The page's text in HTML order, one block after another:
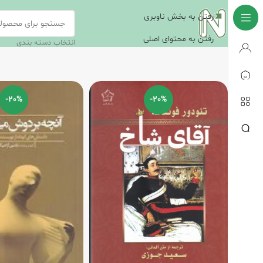
رفتن به بخش ناوبری
رفتن به محتوای اصلی
انتخاب دسته بندی
-20%
-20%